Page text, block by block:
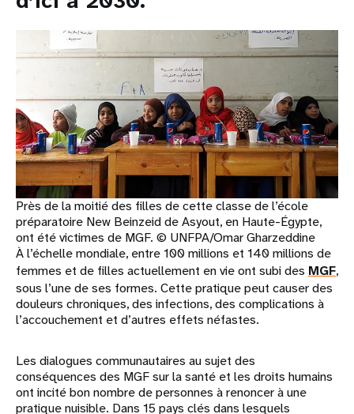
Près de la moitié des filles de cette classe de l’école
préparatoire New Beinzeid de Asyout, en Haute-Égypte,
ont été victimes de MGF. © UNFPA/Omar Gharzeddine
À l’échelle mondiale, entre 100 millions et 140 millions de
femmes et de filles actuellement en vie ont subi des MGF,
sous l’une de ses formes. Cette pratique peut causer des
douleurs chroniques, des infections, des complications à
l’accouchement et d’autres effets néfastes.
Les dialogues communautaires au sujet des
conséquences des MGF sur la santé et les droits humains
ont incité bon nombre de personnes à renoncer à une
pratique nuisible. Dans 15 pays clés dans lesquels